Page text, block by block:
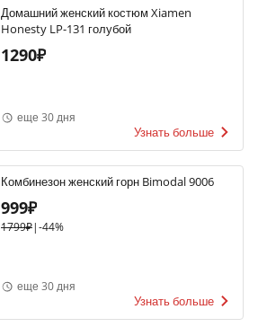
Домашний женский костюм Xiamen
Honesty LP-131 голубой
1290₽
еще 30 дня
Узнать больше
Комбинезон женский горн Bimodal 9006
999₽
1799₽|-44%
еще 30 дня
Узнать больше